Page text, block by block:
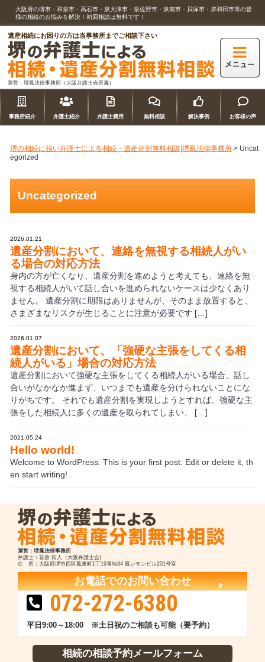
大阪府の堺市・和泉市・高石市・泉大津市・泉佐野市・泉南市・貝塚市・岸和田市等の皆
様の相続のお悩みを解決！初回相談は無料です！
遺産相続にお困りの方は当事務所までご相談下さい
運営：堺鳳法律事務所（大阪弁護士会所属）
事務所紹介 弁護士紹介 弁護士費用 無料相談 解決事例 お客様の声
堺の相続に強い弁護士による相続・遺産分割無料相談|堺鳳法律事務所> Uncat
egorized
Uncategorized
2026.01.21
遺産分割において、連絡を無視する相続人がい
る場合の対応方法
身内の方が亡くなり、遺産分割を進めようと考えても、連絡を無
視する相続人がいて話し合いを進められないケースは少なくあり
ません。 遺産分割に期限はありませんが、そのまま放置すると、
さまざまなリスクが生じることに注意が必要です […]
2026.01.07
遺産分割において、「強硬な主張をしてくる相
続人がいる」場合の対応方法
遺産分割において強硬な主張をしてくる相続人がいる場合、話し
合いがなかなか進まず、いつまでも遺産を分けられないことにな
りがちです。 それでも遺産分割を実現しようとすれば、強硬な主
張をした相続人に多くの遺産を取られてしまい、 […]
2021.05.24
Hello world!
Welcome to WordPress. This is your first post. Edit or delete it, th
en start writing!
運営：堺鳳法律事務所
弁護士：笹倉 拓人（大阪弁護士会)
住 所：大阪府堺市西区鳳東町1丁19番地34 鳳レモンビル201号室
お電話でのお問い合わせ
072-272-6380
平日9:00～18:00 ※土日祝のご相談も可能（要予約）
相続の相談予約メールフォーム